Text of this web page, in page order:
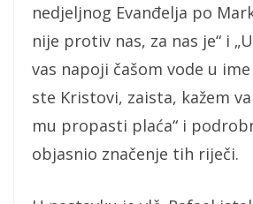
nedjeljnog Evanđelja po
nije protiv nas, za nas je“ i
vas napoji čašom vode u
ste Kristovi, zaista, kažem
mu propasti plaća“ i
objasnio značenje tih riječi.